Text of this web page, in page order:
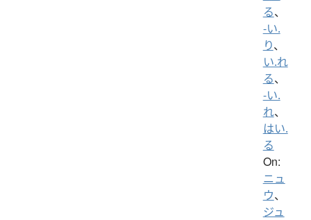
る、
-い.
り、
い.れ
る、
-い.
れ、
はい.
る
On:
ニュ
ウ、
ジュ